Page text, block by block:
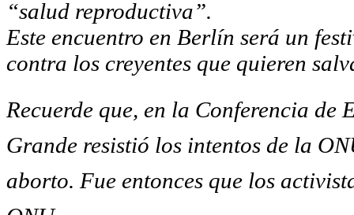
“salud reproductiva”.
Este encuentro en Berlín será un
contra los creyentes que quieren
Recuerde que, en la Conferencia
Grande resistió los intentos de la
aborto. Fue entonces que los